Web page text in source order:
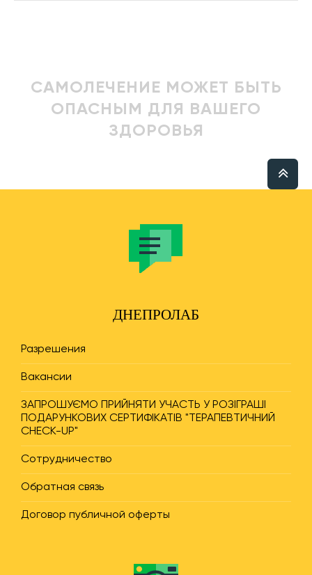
САМОЛЕЧЕНИЕ МОЖЕТ БЫТЬ
ОПАСНЫМ ДЛЯ ВАШЕГО
ЗДОРОВЬЯ
ДНЕПРОЛАБ
Разрешения
Вакансии
ЗАПРОШУЄМО ПРИЙНЯТИ УЧАСТЬ У РОЗІГРАШІ
ПОДАРУНКОВИХ СЕРТИФІКАТІВ "ТЕРАПЕВТИЧНИЙ
CHECK-UP"
Сотрудничество
Обратная связь
Договор публичной оферты